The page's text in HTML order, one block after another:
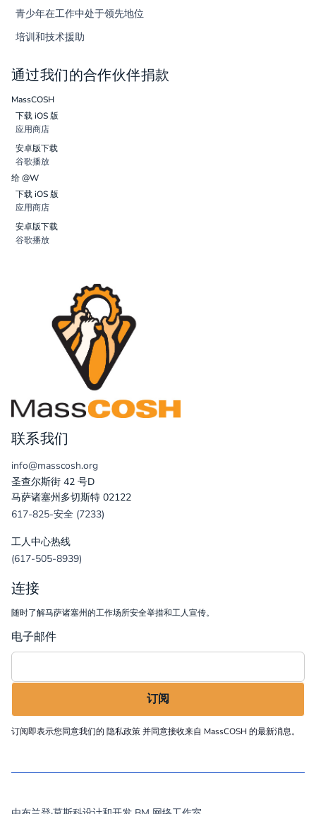
青少年在工作中处于领先地位
培训和技术援助
通过我们的合作伙伴捐款
MassCOSH
下载 iOS 版
应用商店
安卓版下载
谷歌播放
给 @W
下载 iOS 版
应用商店
安卓版下载
谷歌播放
联系我们
info@masscosh.org
圣查尔斯街 42 号D
马萨诸塞州多切斯特 02122
617-825-安全 (7233)
工人中心热线
(617-505-8939)
连接
随时了解马萨诸塞州的工作场所安全举措和工人宣传。
电子邮件
订阅即表示您同意我们的 隐私政策并同意接收来自 MassCOSH 的最新消息。